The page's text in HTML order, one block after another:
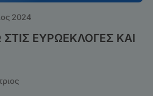
2024
ΕΥΡΩΕΚΛΟΓΕΣ ΚΑΙ